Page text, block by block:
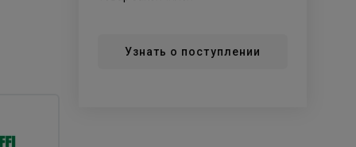
Узнать о поступлении